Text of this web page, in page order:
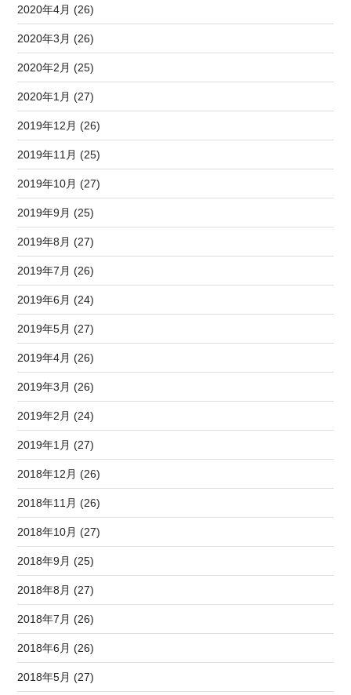
2020年4月 (26)
2020年3月 (26)
2020年2月 (25)
2020年1月 (27)
2019年12月 (26)
2019年11月 (25)
2019年10月 (27)
2019年9月 (25)
2019年8月 (27)
2019年7月 (26)
2019年6月 (24)
2019年5月 (27)
2019年4月 (26)
2019年3月 (26)
2019年2月 (24)
2019年1月 (27)
2018年12月 (26)
2018年11月 (26)
2018年10月 (27)
2018年9月 (25)
2018年8月 (27)
2018年7月 (26)
2018年6月 (26)
2018年5月 (27)